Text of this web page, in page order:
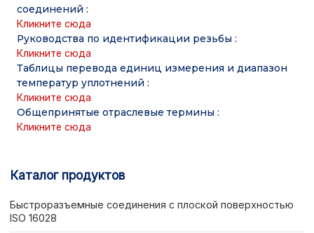
соединений:
Кликните сюда
Руководства по идентификации резьбы:
Кликните сюда
Таблицы перевода единиц измерения и диапазон
температур уплотнений:
Кликните сюда
Общепринятые отраслевые термины:
Кликните сюда
Каталог продуктов
Быстроразъемные соединения с плоской поверхностью
ISO 16028